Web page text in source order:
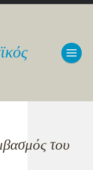
του